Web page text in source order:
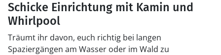
Schicke Einrichtung mit Kamin und
Whirlpool
Träumt ihr davon, euch richtig bei langen
Spaziergängen am Wasser oder im Wald zu